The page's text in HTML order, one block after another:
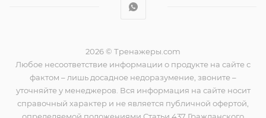
2026 © Тренажеры.com
Любое несоответствие информации о продукте на сайте с
фактом – лишь досадное недоразумение, звоните –
уточняйте у менеджеров. Вся информация на сайте носит
справочный характер и не является публичной офертой,